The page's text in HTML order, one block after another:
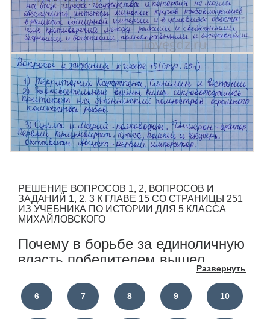
Развернуть
РЕШЕНИЕ ВОПРОСОВ 1, 2, ВОПРОСОВ И
ЗАДАНИЙ 1, 2, 3 К ГЛАВЕ 15 СО СТРАНИЦЫ 251
ИЗ УЧЕБНИКА ПО ИСТОРИИ ДЛЯ 5 КЛАССА
МИХАЙЛОВСКОГО
Почему в борьбе за единоличную
власть победителем вышел
1. По карте «Гражданские войны
6 7 8 9 10